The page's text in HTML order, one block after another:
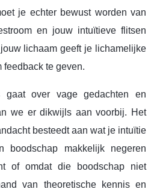
je echter bewust worden van
en jouw intuïtieve flitsen
lichaam geeft je lichamelijke
te geven.
gaat over vage gedachten en
we er dikwijls aan voorbij. Het
besteedt aan wat je intuïtie
boodschap makkelijk negeren
of omdat die boodschap niet
van theoretische kennis en